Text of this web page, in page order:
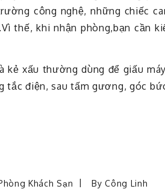
công nghệ, những chiếc
thế, khi nhận phòng,bạn cần
kẻ xấu thường dùng để giấu
tắc điện, sau tấm gương, góc
Khách Sạn ByCông Linh